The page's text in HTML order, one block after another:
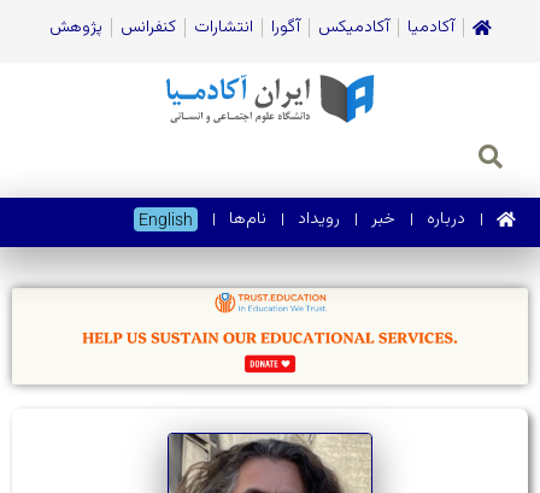
آکادمیا آکادمیکس آگورا انتشارات کنفرانس پژوهش
درباره خبر رویداد نام‌ها English